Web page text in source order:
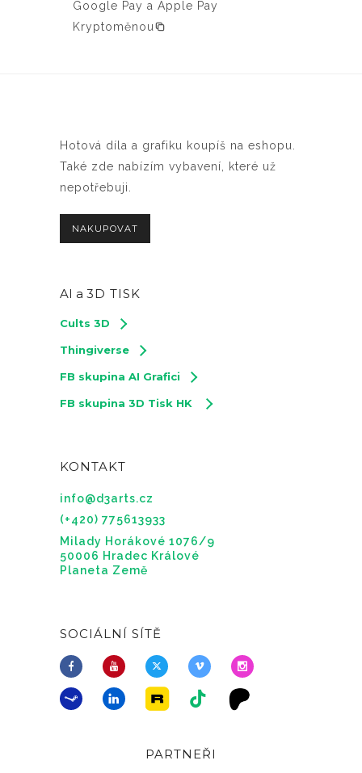
Google Pay a Apple Pay
Kryptoměnou
Hotová díla a grafiku koupíš na eshopu.
Také zde nabízím vybavení, které už
nepotřebuji.
NAKUPOVAT
AI a 3D TISK
Cults 3D
Thingiverse
FB skupina AI Grafici
FB skupina 3D Tisk HK
KONTAKT
info@d3arts.cz
(+420) 775613933
Milady Horákové 1076/9
50006 Hradec Králové
Planeta Země
SOCIÁLNÍ SÍTĚ
PARTNEŘI